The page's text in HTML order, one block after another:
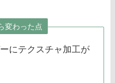
変わった点
にテクスチャ加工が